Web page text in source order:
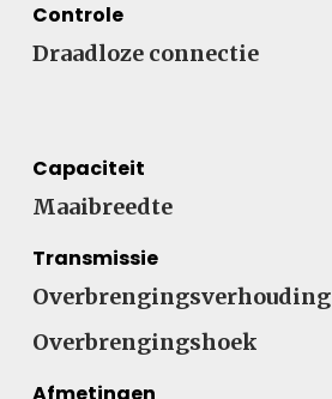
Controle
Draadloze connectie
Capaciteit
Maaibreedte
Transmissie
Overbrengingsverhouding
Overbrengingshoek